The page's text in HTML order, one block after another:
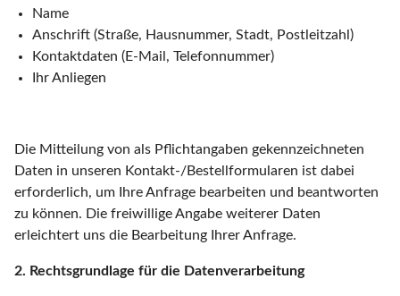
Name
Anschrift (Straße, Hausnummer, Stadt, Postleitzahl)
Kontaktdaten (E-Mail, Telefonnummer)
Ihr Anliegen
Die Mitteilung von als Pflichtangaben gekennzeichneten
Daten in unseren Kontakt-/Bestellformularen ist dabei
erforderlich, um Ihre Anfrage bearbeiten und beantworten
zu können. Die freiwillige Angabe weiterer Daten
erleichtert uns die Bearbeitung Ihrer Anfrage.
2. Rechtsgrundlage für die Datenverarbeitung